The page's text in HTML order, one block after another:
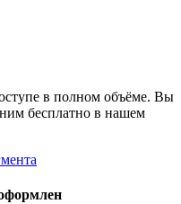
в полном объёме. Вы
бесплатно в нашем